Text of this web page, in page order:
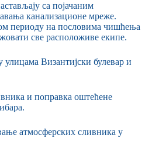
са појачаним
канализационе мреже.
периоду на пословима чишћења
све расположиве екипе.
Византијски булевар и
и поправка оштећене
атмосферских сливника у